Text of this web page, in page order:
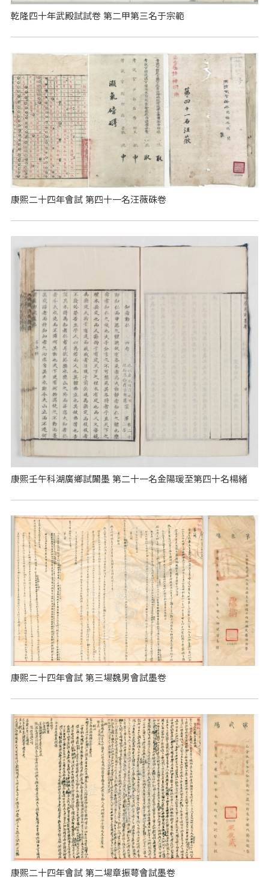
乾隆四十年武殿試試卷 第二甲第三名于宗範
康熙二十四年會試 第四十一名汪薇硃卷
康熙壬午科湖廣鄉試闈墨 第二十一名金陽瑗至第四十名楊緒
康熙二十四年會試 第三場魏男會試墨卷
康熙二十四年會試 第二場章振萼會試墨卷